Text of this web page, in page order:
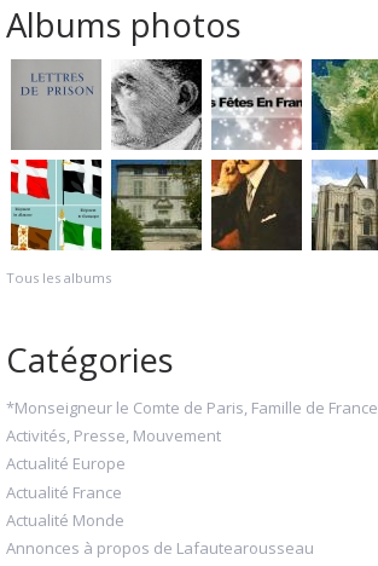
Albums photos
Tous les albums
Catégories
*Monseigneur le Comte de Paris, Famille de France
Activités, Presse, Mouvement
Actualité Europe
Actualité France
Actualité Monde
Annonces à propos de Lafautearousseau